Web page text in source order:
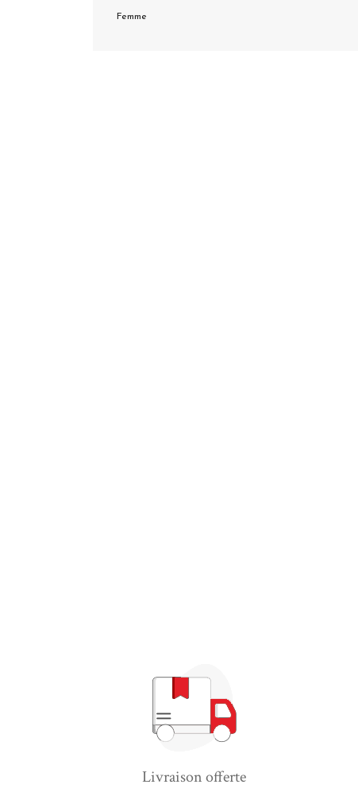
Femme
Livraison offerte